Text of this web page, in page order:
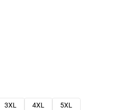
3XL 4XL
5XL